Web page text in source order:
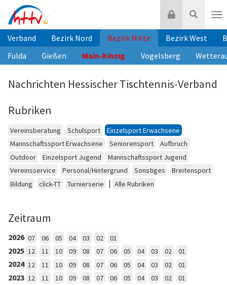
Inhalt
springen
Suche
Login
Verband Bezirk Nord Bezirk Mitte Bezirk West
Fulda
Gießen Main-Kinzig Vogelsberg
Nachrichten Hessischer Tischtennis-Verband
Rubriken
Vereinsberatung Schulsport
Einzelsport Erwachsene
Mannschaftssport Erwachsene
Seniorensport
Aufbruch
Outdoor
Einzelsport Jugend
Mannschaftssport Jugend
Vereinsservice
Personal/Hintergrund Sonstiges
Breitensport
Bildung
click-TT Turnierserie | Alle Rubriken
Zeitraum
2026 07 06 05 04 03 02 01
2025 12 11 10 09 08 07 06 05 04 03 02 01
2024 12 11 10 09 08 07 06 05 04 03 02 01
2023 12 11 10 09 08 07 06 05 04 03 02
01